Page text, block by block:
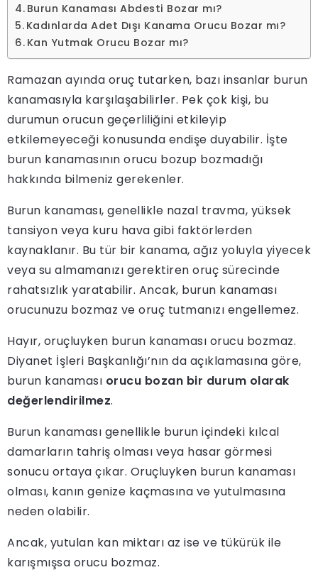
Burun Kanaması Abdesti Bozar mı?
Kadınlarda Adet Dışı Kanama Orucu Bozar mı?
Kan Yutmak Orucu Bozar mı?
Ramazan ayında oruç tutarken, bazı insanlar burun
kanamasıyla karşılaşabilirler. Pek çok kişi, bu
durumun orucun geçerliliğini etkileyip
etkilemeyeceği konusunda endişe duyabilir. İşte
burun kanamasının orucu bozup bozmadığı
hakkında bilmeniz gerekenler.
Burun kanaması, genellikle nazal travma, yüksek
tansiyon veya kuru hava gibi faktörlerden
kaynaklanır. Bu tür bir kanama, ağız yoluyla yiyecek
veya su almamanızı gerektiren oruç sürecinde
rahatsızlık yaratabilir. Ancak, burun kanaması
orucunuzu bozmaz ve oruç tutmanızı engellemez.
Hayır, oruçluyken burun kanaması orucu bozmaz.
Diyanet İşleri Başkanlığı’nın da açıklamasına göre,
burun kanaması orucu bozan bir durum olarak
değerlendirilmez.
Burun kanaması genellikle burun içindeki kılcal
damarların tahriş olması veya hasar görmesi
sonucu ortaya çıkar. Oruçluyken burun kanaması
olması, kanın genize kaçmasına ve yutulmasına
neden olabilir.
Ancak, yutulan kan miktarı az ise ve tükürük ile
karışmışsa orucu bozmaz.